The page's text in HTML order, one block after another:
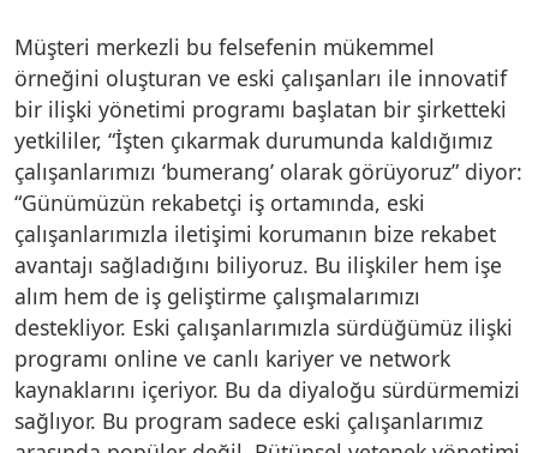
Müşteri merkezli bu felsefenin mükemmel
örneğini oluşturan ve eski çalışanları ile innovatif
bir ilişki yönetimi programı başlatan bir şirketteki
yetkililer, “İşten çıkarmak durumunda kaldığımız
çalışanlarımızı ‘bumerang’ olarak görüyoruz” diyor:
“Günümüzün rekabetçi iş ortamında, eski
çalışanlarımızla iletişimi korumanın bize rekabet
avantajı sağladığını biliyoruz. Bu ilişkiler hem işe
alım hem de iş geliştirme çalışmalarımızı
destekliyor. Eski çalışanlarımızla sürdüğümüz ilişki
programı online ve canlı kariyer ve network
kaynaklarını içeriyor. Bu da diyaloğu sürdürmemizi
sağlıyor. Bu program sadece eski çalışanlarımız